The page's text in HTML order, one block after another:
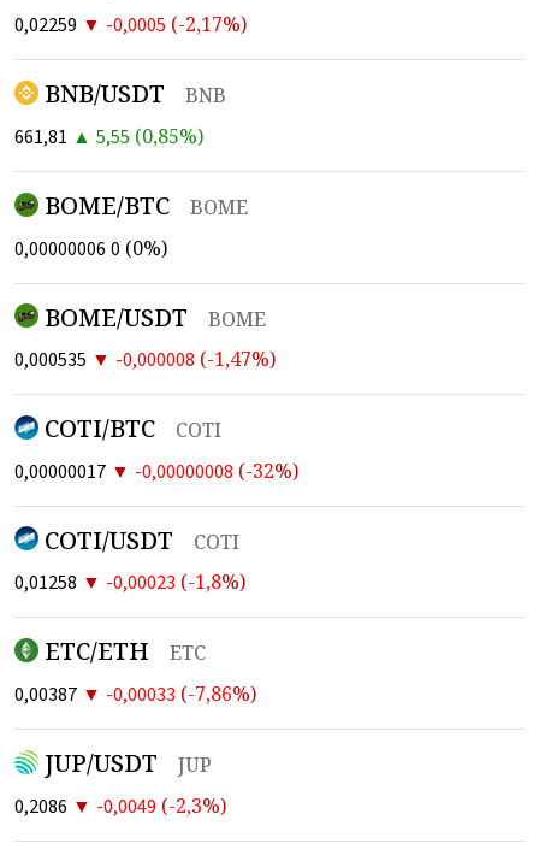
0,02259 ▼ -0,0005 (-2,17%)
BNB/USDT
BNB
661,81 ▲ 5,55 (0,85%)
BOME/BTC
BOME
0,00000006 0 (0%)
BOME/USDT
BOME
0,000535 ▼ -0,000008 (-1,47%)
COTI/BTC
COTI
0,00000017 ▼ -0,00000008 (-32%)
COTI/USDT
COTI
0,01258 ▼ -0,00023 (-1,8%)
ETC/ETH
ETC
0,00387 ▼ -0,00033 (-7,86%)
JUP/USDT
JUP
0,2086 ▼ -0,0049 (-2,3%)